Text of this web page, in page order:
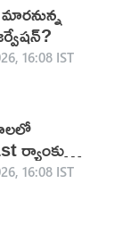
16:08 IST
ర్యాంకు
16:08 IST